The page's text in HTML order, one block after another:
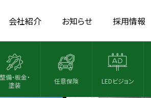
備・板金・
塗装
任意保険 LEDビジョン
会社紹介 お知らせ 採用情報
VAN TRUCK